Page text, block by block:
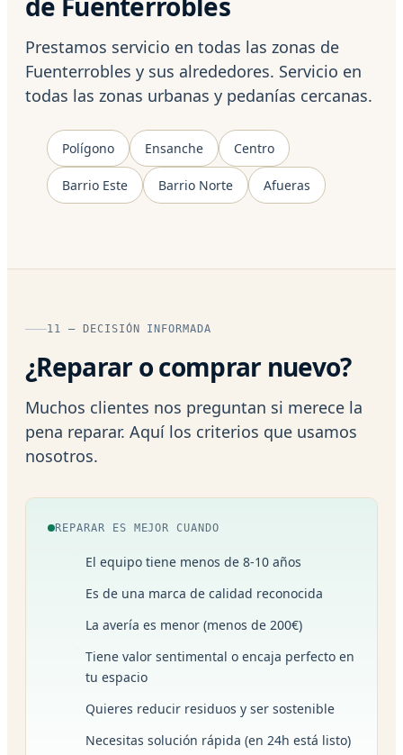
Prestamos servicio en todas las zonas de
Fuenterrobles y sus alrededores. Servicio en
todas las zonas urbanas y pedanías cercanas.
Polígono Ensanche Centro
Barrio Este Barrio Norte Afueras
11 — DECISIÓN INFORMADA
¿Reparar o comprar nuevo?
Muchos clientes nos preguntan si merece la
pena reparar. Aquí los criterios que usamos
nosotros.
REPARAR ES MEJOR CUANDO
El equipo tiene menos de 8-10 años
Es de una marca de calidad reconocida
La avería es menor (menos de 200€)
Tiene valor sentimental o encaja perfecto en
tu espacio
Quieres reducir residuos y ser sostenible
Necesitas solución rápida (en 24h está listo)